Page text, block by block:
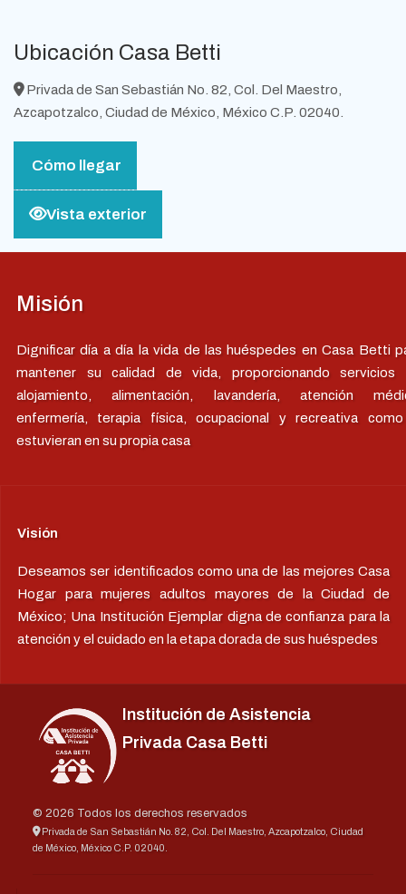
Ubicación Casa Betti
Privada de San Sebastián No. 82, Col. Del Maestro,
Azcapotzalco, Ciudad de México, México C.P. 02040.
Cómo llegar
Vista exterior
Misión
Dignificar día a día la vida de las huéspedes en Casa Betti
mantener su calidad de vida, proporcionando servicios
alojamiento, alimentación, lavandería, atención
enfermería, terapia física, ocupacional y recreativa
estuvieran en su propia casa
Visión
Deseamos ser identificados como una de las mejores Casa
Hogar para mujeres adultos mayores de la Ciudad de
México; Una Institución Ejemplar digna de confianza para la
atención y el cuidado en la etapa dorada de sus huéspedes
Institución de Asistencia
Privada Casa Betti
© 2026 Todos los derechos reservados
Privada de San Sebastián No. 82, Col. Del Maestro, Azcapotzalco, Ciudad
de México, México C.P. 02040.